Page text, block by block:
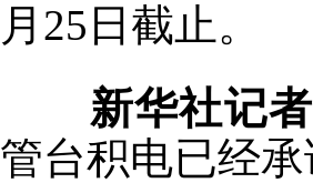
月25日截止。
新华社记者
管台积电已经